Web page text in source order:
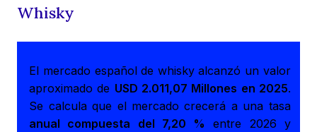
Whisky
El mercado español de whisky alcanzó un valor
aproximado de USD 2.011,07 Millones en 2025.
Se calcula que el mercado crecerá a una tasa
anual compuesta del 7,20 %
entre 2026 y